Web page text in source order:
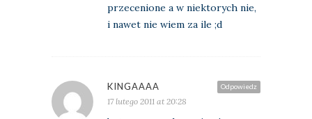
przecenione a w niektorych nie,
i nawet nie wiem za ile ;d
Odpowiedz
KINGAAAA
17 lutego 2011 at 20:28